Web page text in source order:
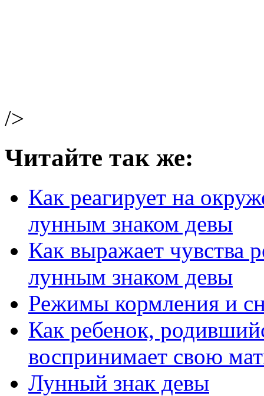
/>
Читайте так же:
Как реагирует на
лунным знаком девы
Как выражает чувства
лунным знаком девы
Режимы кормления и
Как ребенок,
воспринимает свою
Лунный знак девы